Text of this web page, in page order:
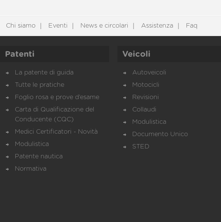
Chi siamo Eventi News e circolari Assistenza Faq
Patenti
La patente di guida
Tutte le pratiche
Foglio rosa e prove d’esame
Carta di Qualificazione del
Conducente (CQC)
Medici Certificatori - Novità
Modulistica
Patente nautica
Normativa
Veicoli
Autoveicoli
Motocicli
Revisioni
Collaudi
Modulistica
Documento Unico
STED